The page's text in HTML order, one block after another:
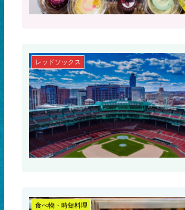
レッドソックス
食べ物・時短料理